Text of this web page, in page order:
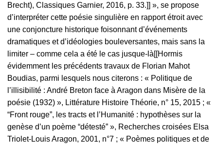
Brecht), Classiques Garnier, 2016, p. 33.]] », se propose
d’interpréter cette poésie singulière en rapport étroit avec
une conjoncture historique foisonnant d’événements
dramatiques et d’idéologies bouleversantes, mais sans la
limiter – comme cela a été le cas jusque-là[[Hormis
évidemment les précédents travaux de Florian Mahot
Boudias, parmi lesquels nous citerons : « Politique de
l’illisibilité : André Breton face à Aragon dans Misère de la
poésie (1932) », Littérature Histoire Théorie, n° 15, 2015 ; «
“Front rouge”, les tracts et l’Humanité : hypothèses sur la
genèse d’un poème “détesté” », Recherches croisées Elsa
Triolet-Louis Aragon, 2001, n°7 ; « Poèmes politiques et de